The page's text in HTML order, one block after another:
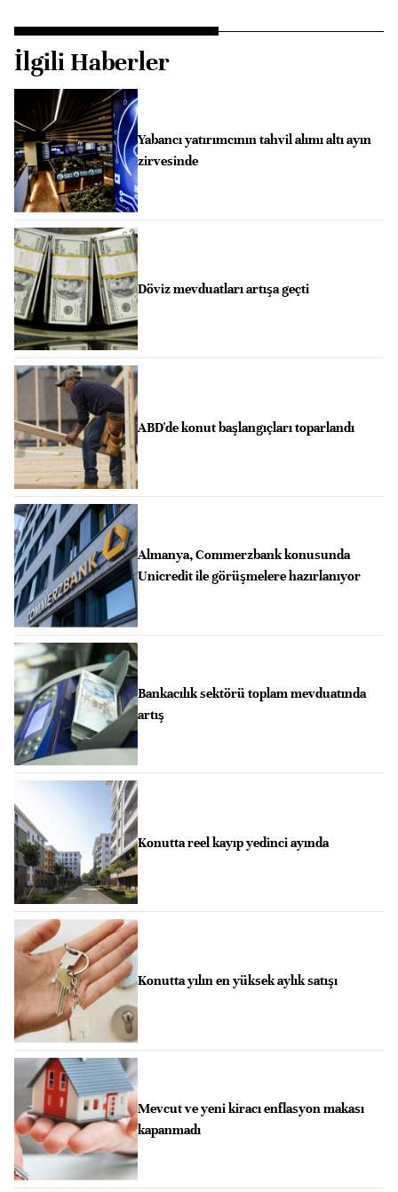
İlgili Haberler
Yabancı yatırımcının tahvil alımı altı ayın
zirvesinde
Döviz mevduatları artışa geçti
ABD'de konut başlangıçları toparlandı
Almanya, Commerzbank konusunda
Unicredit ile görüşmelere hazırlanıyor
Bankacılık sektörü toplam mevduatında
artış
Konutta reel kayıp yedinci ayında
Konutta yılın en yüksek aylık satışı
Mevcut ve yeni kiracı enflasyon makası
kapanmadı